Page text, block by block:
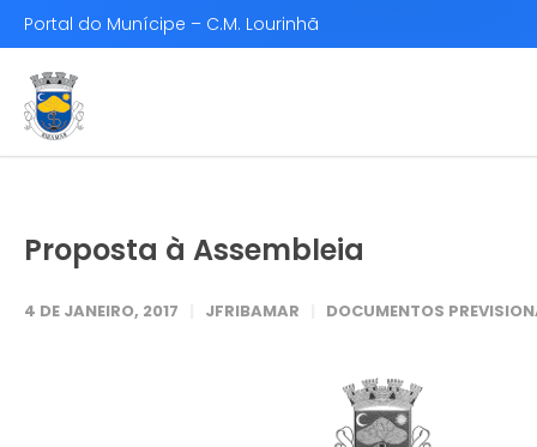
Portal do Munícipe – C.M. Lourinhã
Proposta à Assembleia
4 DE JANEIRO, 2017 JFRIBAMAR DOCUMENTOS